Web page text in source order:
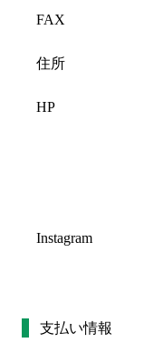
FAX
住所
HP
Instagram
支払い情報